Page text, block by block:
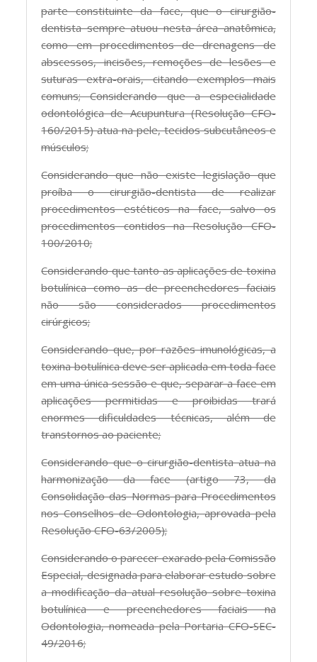
parte constituinte da face, que o cirurgião-
dentista sempre atuou nesta área anatômica,
como em procedimentos de drenagens de
abscessos, incisões, remoções de lesões e
suturas extra-orais, citando exemplos mais
comuns; Considerando que a especialidade
odontológica de Acupuntura (Resolução CFO-
160/2015) atua na pele, tecidos subcutâneos e
músculos;
Considerando que não existe legislação que
proíba o cirurgião-dentista de realizar
procedimentos estéticos na face, salvo os
procedimentos contidos na Resolução CFO-
100/2010;
Considerando que tanto as aplicações de toxina
botulínica como as de preenchedores faciais
não são considerados procedimentos
cirúrgicos;
Considerando que, por razões imunológicas, a
toxina botulínica deve ser aplicada em toda face
em uma única sessão e que, separar a face em
aplicações permitidas e proibidas trará
enormes dificuldades técnicas, além de
transtornos ao paciente;
Considerando que o cirurgião-dentista atua na
harmonização da face (artigo 73, da
Consolidação das Normas para Procedimentos
nos Conselhos de Odontologia, aprovada pela
Resolução CFO-63/2005);
Considerando o parecer exarado pela Comissão
Especial, designada para elaborar estudo sobre
a modificação da atual resolução sobre toxina
botulínica e preenchedores faciais na
Odontologia, nomeada pela Portaria CFO-SEC-
49/2016;